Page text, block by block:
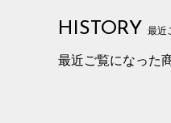
HISTORY 最近
最近ご覧になった